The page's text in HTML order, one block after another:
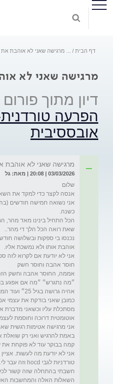
דף הבית מרגישה שאני לא אוהבת את
מרגישה שאני לא
דיון מתוך פורום
הפרעה
אובססיבית
מרגישה שאני לא אוהבת
03/03/2026 | 20:08 | מאת: גל
הכל התחיל בינינו מאד מהר,
נכנסו בי ספקות ובשלושה
אני לא יודעת אם לקרוא לזה
אממה, החוסר אהבה וחשק הזה
״מה נתגרש״ ״מה אם אפגע
כמובן שאני בודקת את עצמי
מסתכלת עליו וכשאני מדברת
אני מרגישה אטימות רגשית
באמת להרגיש ואני רק
אני לא יודעת מה לעשות.
חשבתי בהתחלה שזה קשור
השאלות האלה והמחשבות